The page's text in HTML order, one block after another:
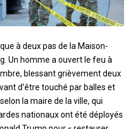
à deux pas de la Maison-
Un homme a ouvert le feu à
blessant grièvement deux
d’être touché par balles et
la maire de la ville, qui
nationaux ont été déployés